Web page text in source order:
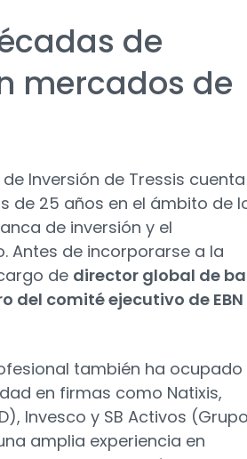
de
mercados de
Inversión de Tressis cuenta
de 25 años en el ámbito de
de inversión y el
Antes de incorporarse a la
de director global de
del comité ejecutivo de EBN
también ha ocupado
en firmas como Natixis,
Invesco y SB Activos (Grupo
amplia experiencia en